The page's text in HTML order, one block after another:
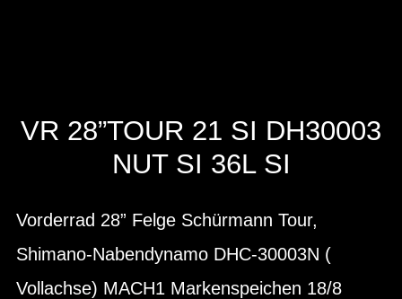
VR 28”TOUR 21 SI DH30003
NUT SI 36L SI
Vorderrad 28” Felge Schürmann Tour,
Shimano-Nabendynamo DHC-30003N (
Vollachse) MACH1 Markenspeichen 18/8